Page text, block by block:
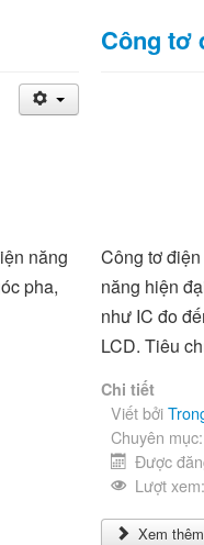
năng
pha,
Công tơ
Công tơ
năng hiện
như IC đo
LCD. Tiêu
Chi tiết
Viết bởi
Chuyên mục:
Được
Lượt
Xem